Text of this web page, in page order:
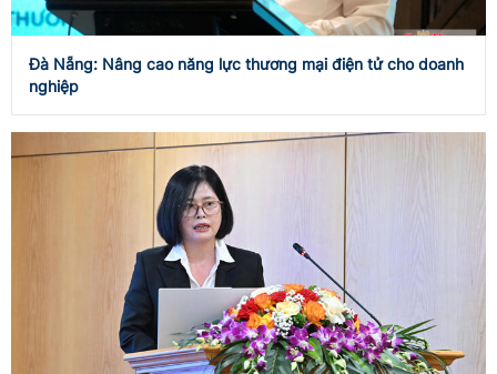
Đà Nẵng: Nâng cao năng lực thương mại điện tử cho doanh
nghiệp